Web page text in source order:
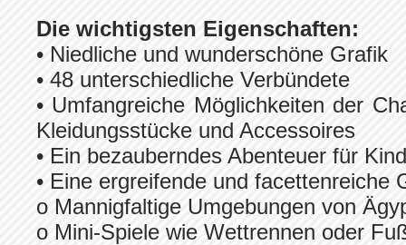
Die wichtigsten Eigenschaften:
• Niedliche und wunderschöne Grafik
• 48 unterschiedliche Verbündete
• Umfangreiche Möglichkeiten der
Kleidungsstücke und Accessoires
• Ein bezauberndes Abenteuer für
• Eine ergreifende und facettenreiche
o Mannigfaltige Umgebungen von
o Mini-Spiele wie Wettrennen oder